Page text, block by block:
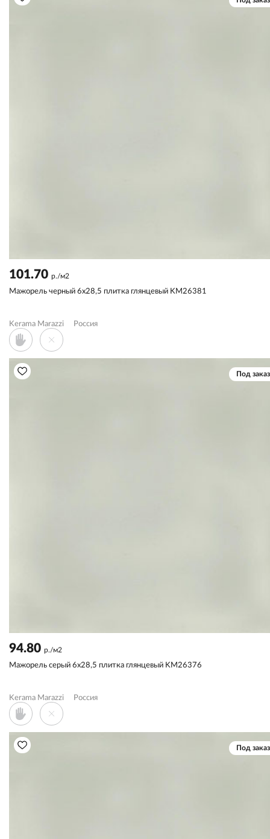
101.70 р./м2
Мажорель черный 6x28,5 плитка глянцевый KM26381
Kerama Marazzi Россия
Под заказ
94.80 р./м2
Мажорель серый 6x28,5 плитка глянцевый KM26376
Kerama Marazzi Россия
Под заказ